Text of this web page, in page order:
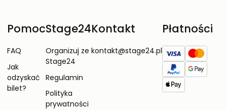
Pomoc
FAQ
Jak
odzyskać
bilet?
Stage24
Organizuj ze
Stage24
Regulamin
Polityka
prywatności
Kontakt
kontakt@stage24.pl
Płatności